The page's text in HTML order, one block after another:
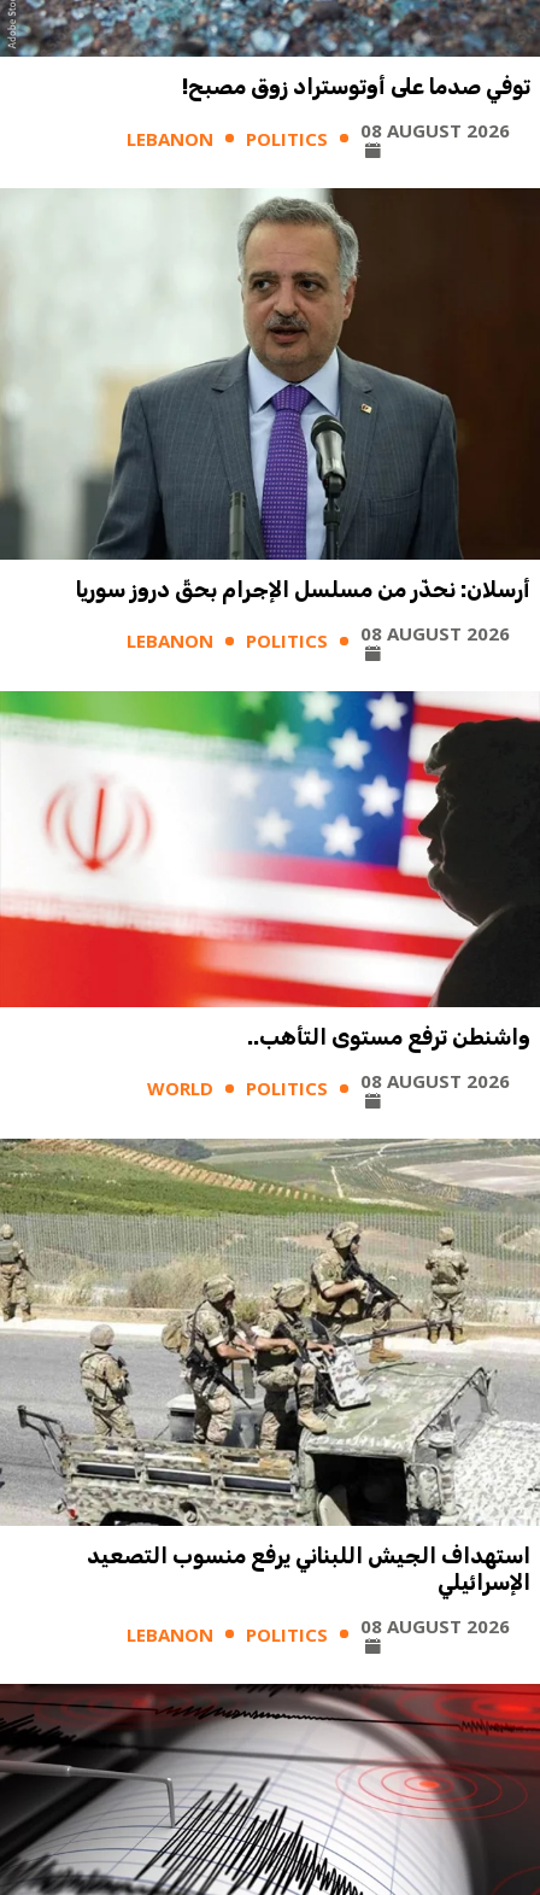
توفي صدما على أوتوستراد زوق مصبح!
LEBANON POLITICS 08 AUGUST 2026
أرسلان: نحذّر من مسلسل الإجرام بحقّ دروز سوريا
LEBANON POLITICS 08 AUGUST 2026
واشنطن ترفع مستوى التأهب..
WORLD POLITICS 08 AUGUST 2026
استهداف الجيش اللبناني يرفع منسوب التصعيد
الإسرائيلي
LEBANON POLITICS 08 AUGUST 2026